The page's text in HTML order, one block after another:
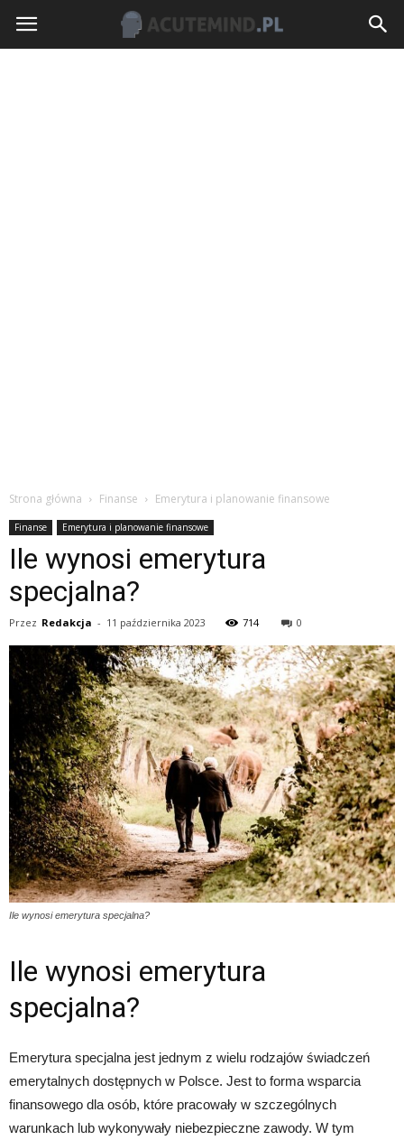
Strona główna Finanse Emerytura i planowanie finansowe
Finanse Emerytura i planowanie finansowe
Ile wynosi emerytura
specjalna?
Przez Redakcja - 11 października 2023 714 0
Ile wynosi emerytura specjalna?
Ile wynosi emerytura
specjalna?
Emerytura specjalna jest jednym z wielu rodzajów świadczeń
emerytalnych dostępnych w Polsce. Jest to forma wsparcia
finansowego dla osób, które pracowały w szczególnych
warunkach lub wykonywały niebezpieczne zawody. W tym